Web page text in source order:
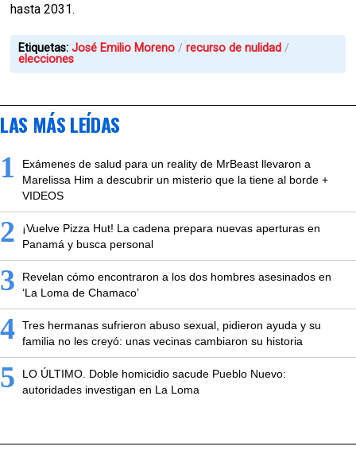
hasta 2031.
Etiquetas:José Emilio Moreno
recurso de nulidad
elecciones
LAS MÁS LEÍDAS
1
Exámenes de salud para un reality de MrBeast llevaron a
Marelissa Him a descubrir un misterio que la tiene al borde +
VIDEOS
2
¡Vuelve Pizza Hut! La cadena prepara nuevas aperturas en
Panamá y busca personal
3
Revelan cómo encontraron a los dos hombres asesinados en
‘La Loma de Chamaco’
4 Tres hermanas sufrieron abuso sexual, pidieron ayuda y su
familia no les creyó: unas vecinas cambiaron su historia
5
LO ÚLTIMO. Doble homicidio sacude Pueblo Nuevo:
autoridades investigan en La Loma